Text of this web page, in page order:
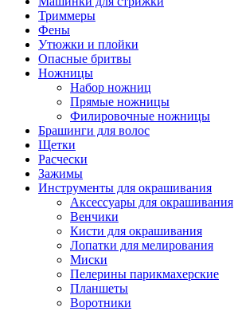
Триммеры
Фены
Утюжки и плойки
Опасные бритвы
Ножницы
Набор ножниц
Прямые ножницы
Филировочные ножницы
Брашинги для волос
Щетки
Расчески
Зажимы
Инструменты для окрашивания
Аксессуары для окрашивания
Венчики
Кисти для окрашивания
Лопатки для мелирования
Миски
Пелерины парикмахерские
Планшеты
Воротники